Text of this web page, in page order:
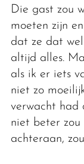
Die gast zou
moeten zijn
dat ze dat
altijd alles.
als ik er iets
niet zo
verwacht had
niet beter zou
achteraan,